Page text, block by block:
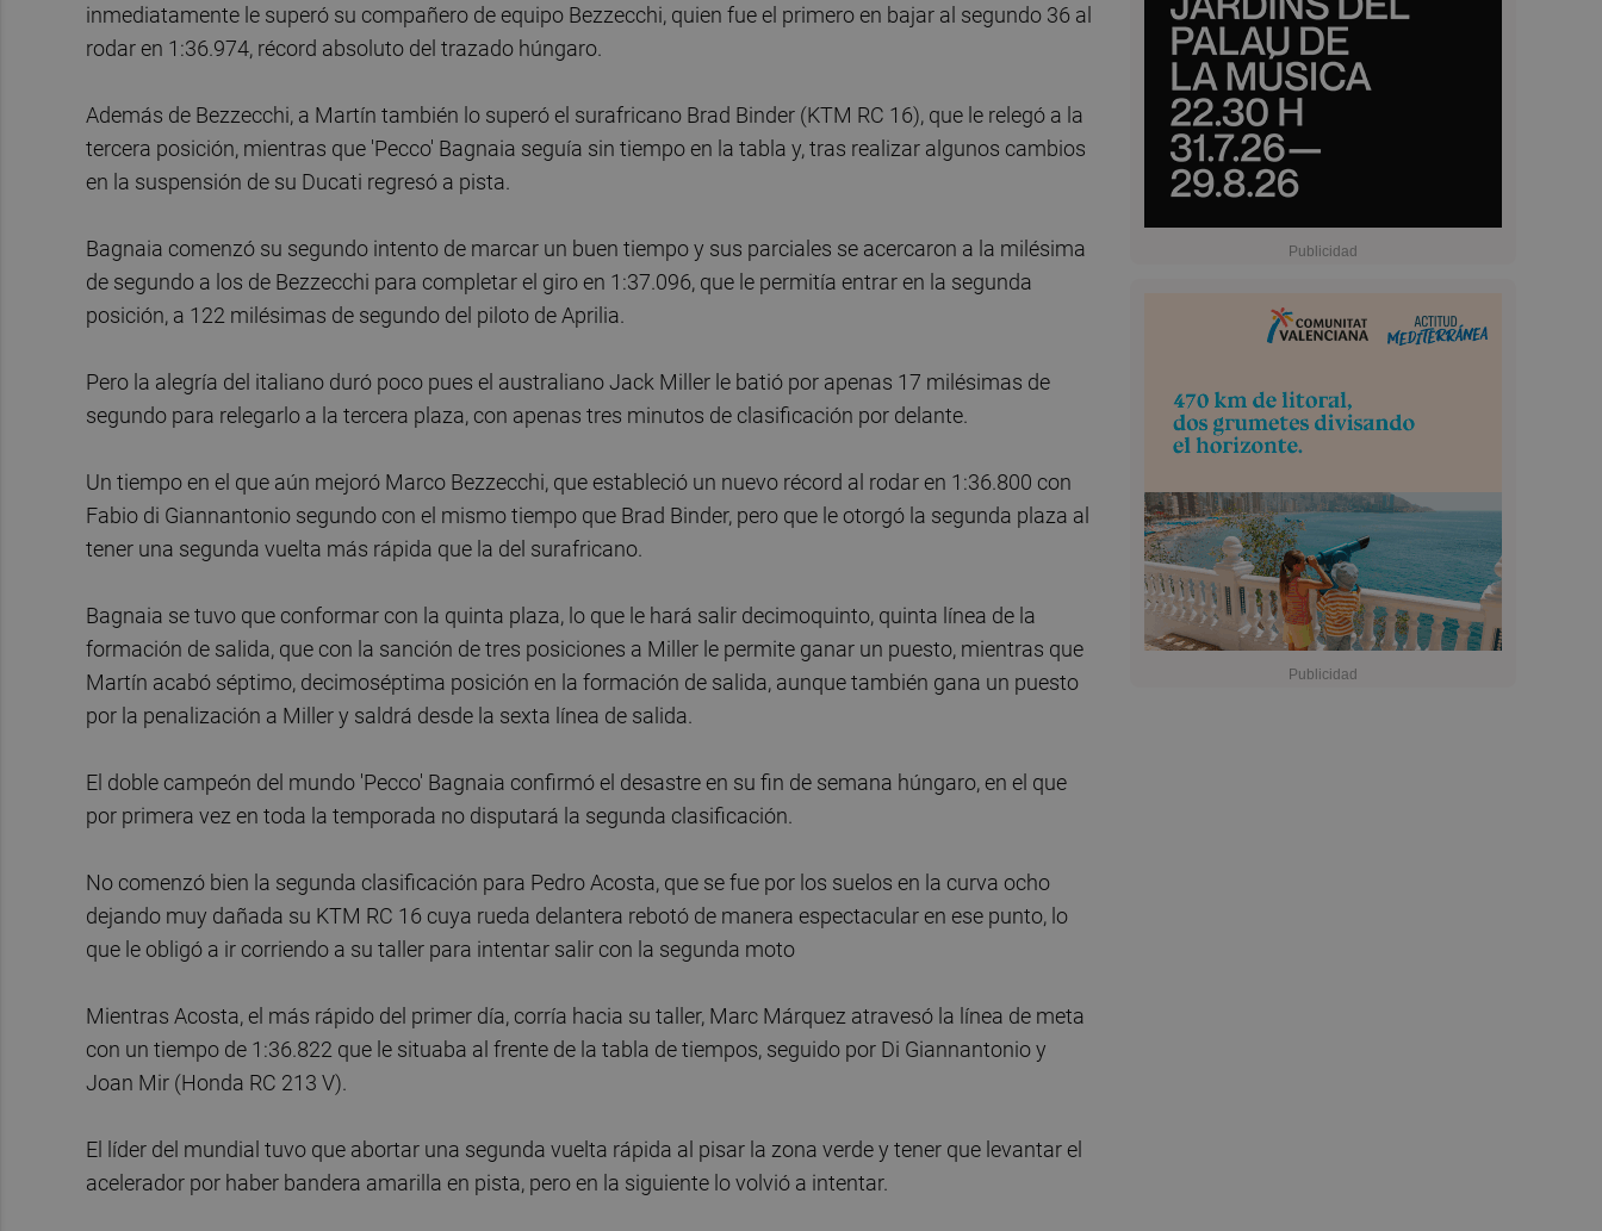
inmediatamente le superó su compañero de equipo Bezzecchi, quien fue el primero en bajar al segundo 36 al
rodar en 1:36.974, récord absoluto del trazado húngaro.
Además de Bezzecchi, a Martín también lo superó el surafricano Brad Binder (KTM RC 16), que le relegó a la
tercera posición, mientras que 'Pecco' Bagnaia seguía sin tiempo en la tabla y, tras realizar algunos cambios
en la suspensión de su Ducati regresó a pista.
Bagnaia comenzó su segundo intento de marcar un buen tiempo y sus parciales se acercaron a la milésima
de segundo a los de Bezzecchi para completar el giro en 1:37.096, que le permitía entrar en la segunda
posición, a 122 milésimas de segundo del piloto de Aprilia.
Pero la alegría del italiano duró poco pues el australiano Jack Miller le batió por apenas 17 milésimas de
segundo para relegarlo a la tercera plaza, con apenas tres minutos de clasificación por delante.
Un tiempo en el que aún mejoró Marco Bezzecchi, que estableció un nuevo récord al rodar en 1:36.800 con
Fabio di Giannantonio segundo con el mismo tiempo que Brad Binder, pero que le otorgó la segunda plaza al
tener una segunda vuelta más rápida que la del surafricano.
Bagnaia se tuvo que conformar con la quinta plaza, lo que le hará salir decimoquinto, quinta línea de la
formación de salida, que con la sanción de tres posiciones a Miller le permite ganar un puesto, mientras que
Martín acabó séptimo, decimoséptima posición en la formación de salida, aunque también gana un puesto
por la penalización a Miller y saldrá desde la sexta línea de salida.
El doble campeón del mundo 'Pecco' Bagnaia confirmó el desastre en su fin de semana húngaro, en el que
por primera vez en toda la temporada no disputará la segunda clasificación.
No comenzó bien la segunda clasificación para Pedro Acosta, que se fue por los suelos en la curva ocho
dejando muy dañada su KTM RC 16 cuya rueda delantera rebotó de manera espectacular en ese punto, lo
que le obligó a ir corriendo a su taller para intentar salir con la segunda moto
Mientras Acosta, el más rápido del primer día, corría hacia su taller, Marc Márquez atravesó la línea de meta
con un tiempo de 1:36.822 que le situaba al frente de la tabla de tiempos, seguido por Di Giannantonio y
Joan Mir (Honda RC 213 V).
El líder del mundial tuvo que abortar una segunda vuelta rápida al pisar la zona verde y tener que levantar el
acelerador por haber bandera amarilla en pista, pero en la siguiente lo volvió a intentar.